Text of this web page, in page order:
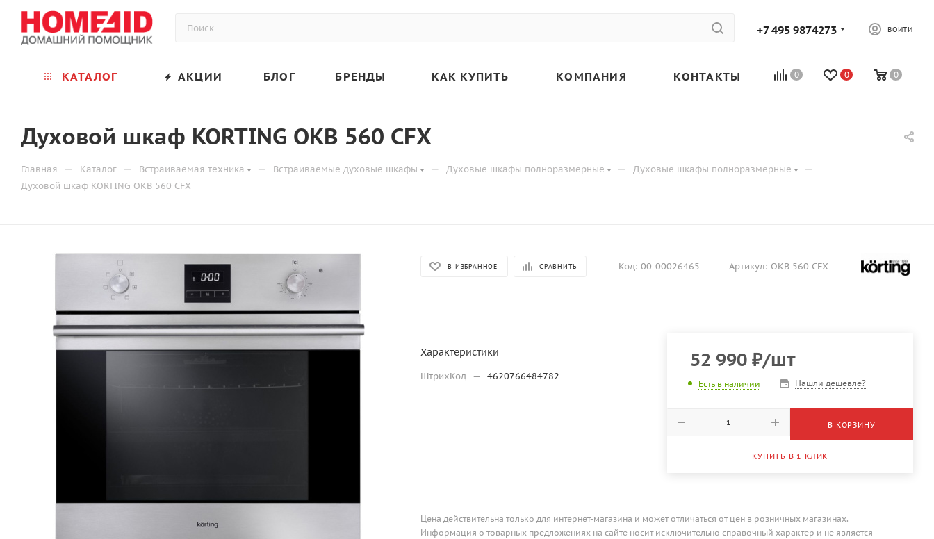
+7 495 9874273 ВОЙТИ
0 0 0
КАТАЛОГ АКЦИИ БЛОГ БРЕНДЫ КАК КУПИТЬ КОМПАНИЯ КОНТАКТЫ
Духовой шкаф KORTING OKB 560 CFX
Главная — Каталог — Встраиваемая техника — Встраиваемые духовые шкафы — Духовые шкафы полноразмерные — Духовые шкафы полноразмерные —
Духовой шкаф KORTING OKB 560 CFX
В ИЗБРАННОЕ СРАВНИТЬ Код: 00-00026465 Артикул: OKB 560 CFX
Характеристики
ШтрихКод — 4620766484782
52 990₽/шт
Есть в наличии Нашли дешевле?
В КОРЗИНУ
КУПИТЬ В 1 КЛИК
Цена действительна только для интернет-магазина и может отличаться от цен в розничных магазинах.
Информация о товарных предложениях на сайте носит исключительно справочный характер и не является